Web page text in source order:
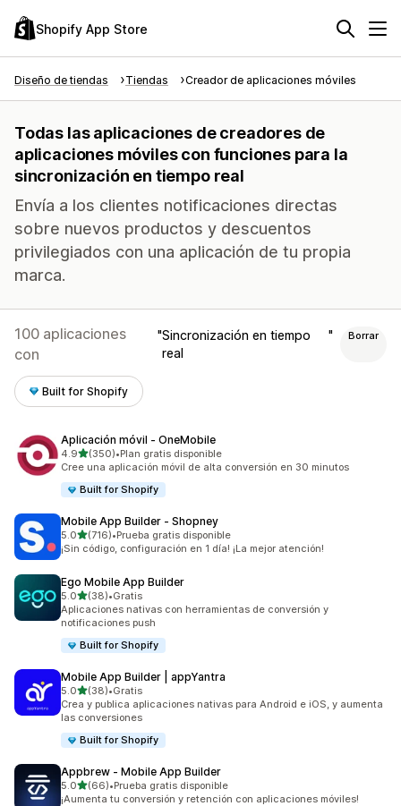
Shopify App Store
Diseño de tiendas Tiendas Creador de aplicaciones móviles
Todas las aplicaciones de creadores de
aplicaciones móviles con funciones para la
sincronización en tiempo real
Envía a los clientes notificaciones directas
sobre nuevos productos y descuentos
privilegiados con una aplicación de tu propia
marca.
100 aplicaciones
con
Sincronización en tiempo
real
Borrar
Built for Shopify
Aplicación móvil ‑ OneMobile
4.9de 5 estrellas
(350)
350 reseñas en total
•Plan gratis disponible
Cree una aplicación móvil de alta conversión en 30 minutos
Built for Shopify
Mobile App Builder ‑ Shopney
5.0de 5 estrellas
(716)
716 reseñas en total
•Prueba gratis disponible
¡Sin código, configuración en 1 día! ¡La mejor atención!
Ego Mobile App Builder
5.0de 5 estrellas
(38)
38 reseñas en total
•Gratis
Aplicaciones nativas con herramientas de conversión y
notificaciones push
Built for Shopify
Mobile App Builder | appYantra
5.0de 5 estrellas
(38)
38 reseñas en total
•Gratis
Crea y publica aplicaciones nativas para Android e iOS, y aumenta
las conversiones
Built for Shopify
Appbrew ‑ Mobile App Builder
5.0de 5 estrellas
(66)
66 reseñas en total
•Prueba gratis disponible
¡Aumenta tu conversión y retención con aplicaciones móviles!